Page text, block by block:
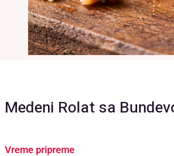
Medeni Rolat sa
Vreme pripreme